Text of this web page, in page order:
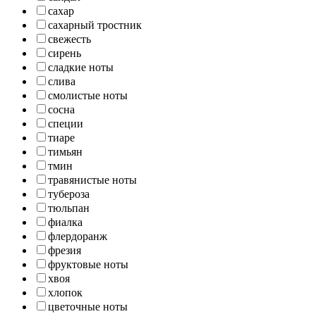
сахар
сахарный тростник
свежесть
сирень
сладкие ноты
слива
смолистые ноты
сосна
специи
тиаре
тимьян
тмин
травянистые ноты
тубероза
тюльпан
фиалка
флердоранж
фрезия
фруктовые ноты
хвоя
хлопок
цветочные ноты